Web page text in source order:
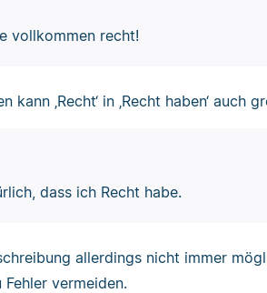
vollkommen recht!
kann ‚Recht‘ in ‚Recht haben‘ auch
dass ich Recht habe.
allerdings nicht immer
Fehler vermeiden.